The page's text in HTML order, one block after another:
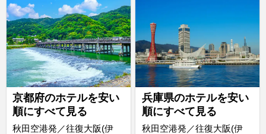
京都府のホテルを安い
順にすべて見る
秋田空港発／往復大阪(伊
兵庫県のホテルを安い
順にすべて見る
秋田空港発／往復大阪(伊